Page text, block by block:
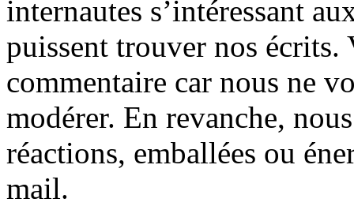
internautes s’intéressant
puissent trouver nos écrits.
commentaire car nous ne
modérer. En revanche,
réactions, emballées ou
mail.